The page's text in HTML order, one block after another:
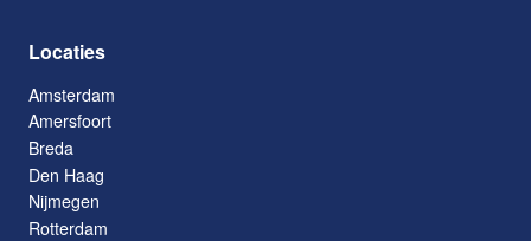
Locaties
Amsterdam
Amersfoort
Breda
Den Haag
Nijmegen
Rotterdam